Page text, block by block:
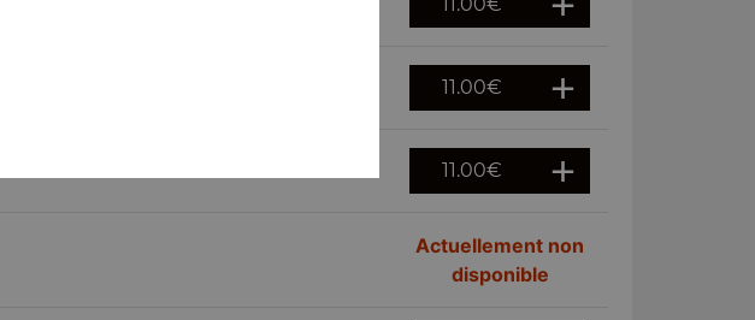
11.00€
11.00€
Actuellement non
disponible